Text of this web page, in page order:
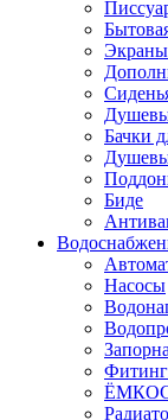
Экраны
Бачки
Биде
Насосы